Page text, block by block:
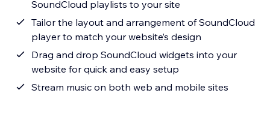
SoundCloud playlists to your site
Tailor the layout and arrangement of SoundCloud
player to match your website’s design
Drag and drop SoundCloud widgets into your
website for quick and easy setup
Stream music on both web and mobile sites